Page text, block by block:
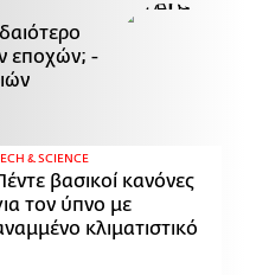
εποχών; -
& SCIENCE
βασικοί κανόνες
τον ύπνο με
κλιματιστικό